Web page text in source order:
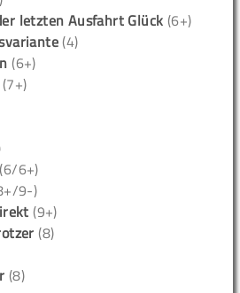
letzten Ausfahrt Glück (6+)
(4)
(6+)
(7+)
(6/6+)
9-)
(9+)
(8)
(8)